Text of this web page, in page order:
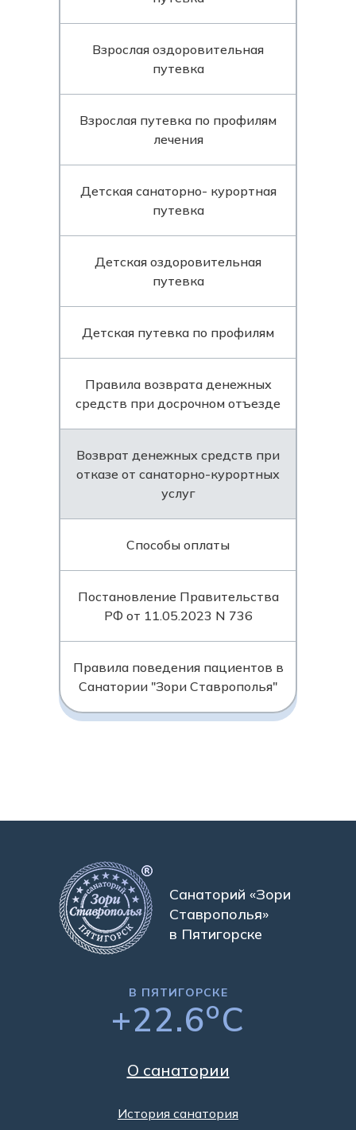
Взрослая оздоровительная
путевка
Взрослая путевка по профилям
лечения
Детская санаторно- курортная
путевка
Детская оздоровительная
путевка
Детская путевка по профилям
Правила возврата денежных
средств при досрочном отъезде
Возврат денежных средств при
отказе от санаторно-курортных
услуг
Способы оплаты
Постановление Правительства
РФ от 11.05.2023 N 736
Правила поведения пациентов в
Санатории "Зори Ставрополья"
Санаторий «Зори
Ставрополья»
в Пятигорске
В ПЯТИГОРСКЕ
+22.6oC
О санатории
История санатория